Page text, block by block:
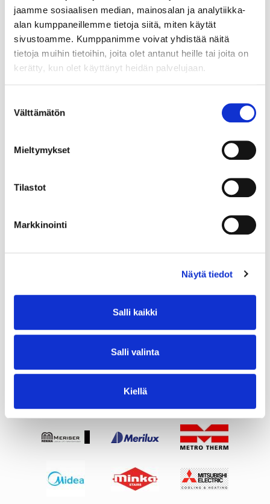
jaamme sosiaalisen median, mainosalan ja analytiikka-
alan kumppaneillemme tietoja siitä, miten käytät
sivustoamme. Kumppanimme voivat yhdistää näitä
tietoja muihin tietoihin, joita olet antanut heille tai joita on
kerätty, kun olet käyttänyt heidän palvelujaan.
valinta
Välttämätön
Mieltymykset
Tilastot
Markkinointi
Näytä tiedot
Salli kaikki
Salli valinta
Kiellä